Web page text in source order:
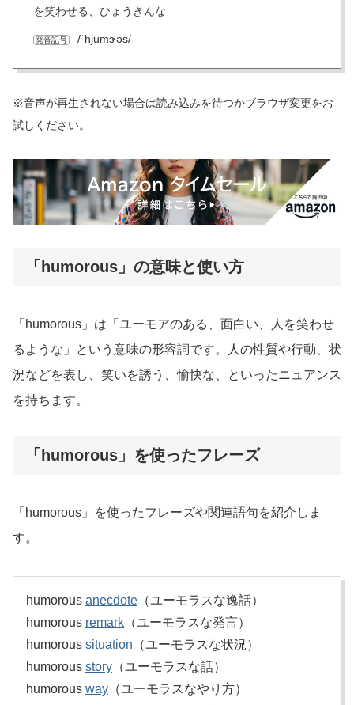
を笑わせる、ひょうきんな
発音記号 /ˈhjumɝəs/
※音声が再生されない場合は読み込みを待つかブラウザ変更をお
試しください。
「humorous」の意味と使い方
「humorous」は「ユーモアのある、面白い、人を笑わせ
るような」という意味の形容詞です。人の性質や行動、状
況などを表し、笑いを誘う、愉快な、といったニュアンス
を持ちます。
「humorous」を使ったフレーズ
「humorous」を使ったフレーズや関連語句を紹介しま
す。
humorous anecdote （ユーモラスな逸話）
humorous remark （ユーモラスな発言）
humorous situation （ユーモラスな状況）
humorous story （ユーモラスな話）
humorous way （ユーモラスなやり方）